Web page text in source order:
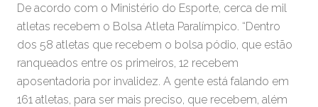
De acordo com o Ministério do Esporte, cerca de mil
atletas recebem o Bolsa Atleta Paralímpico. “Dentro
dos 58 atletas que recebem o bolsa pódio, que estão
ranqueados entre os primeiros, 12 recebem
aposentadoria por invalidez. A gente está falando em
161 atletas, para ser mais preciso, que recebem, além